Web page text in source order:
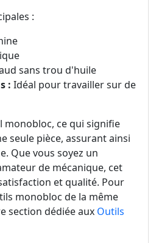
:
sans trou d'huile
: Idéal pour travailler sur de
monobloc, ce qui signifie
seule pièce, assurant ainsi
Que vous soyez un
de mécanique, cet
et qualité. Pour
monobloc de la même
section dédiée aux Outils